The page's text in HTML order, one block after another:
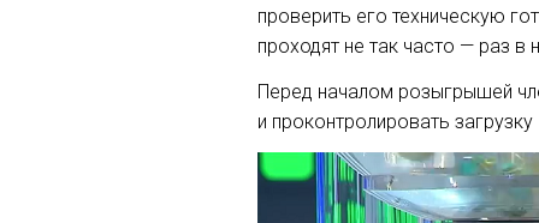
проверить его техническую
проходят не так часто — раз
Перед началом розыгрышей
и проконтролировать